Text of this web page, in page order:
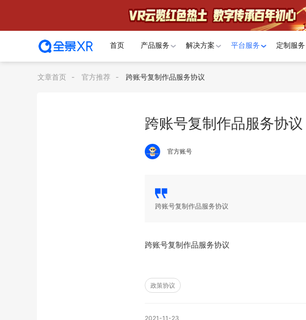
首页 产品服务 解决方案 平台服务 定制服务
文章首页 - 官方推荐 - 跨账号复制作品服务协议
跨账号复制作品服务协议
官方账号
跨账号复制作品服务协议
跨账号复制作品服务协议
政策协议
2021-11-23